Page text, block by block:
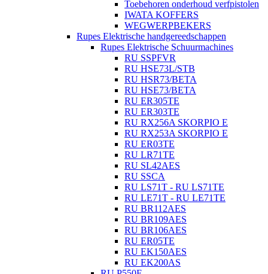
Toebehoren onderhoud verfpistolen
IWATA KOFFERS
WEGWERPBEKERS
Rupes Elektrische handgereedschappen
Rupes Elektrische Schuurmachines
RU SSPFVR
RU HSE73L/STB
RU HSR73/BETA
RU HSE73/BETA
RU ER305TE
RU ER303TE
RU RX256A SKORPIO E
RU RX253A SKORPIO E
RU ER03TE
RU LR71TE
RU SL42AES
RU SSCA
RU LS71T - RU LS71TE
RU LE71T - RU LE71TE
RU BR112AES
RU BR109AES
RU BR106AES
RU ER05TE
RU EK150AES
RU EK200AS